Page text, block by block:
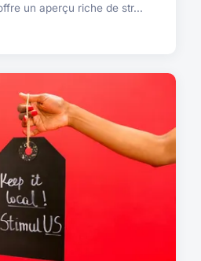
un aperçu riche de str...